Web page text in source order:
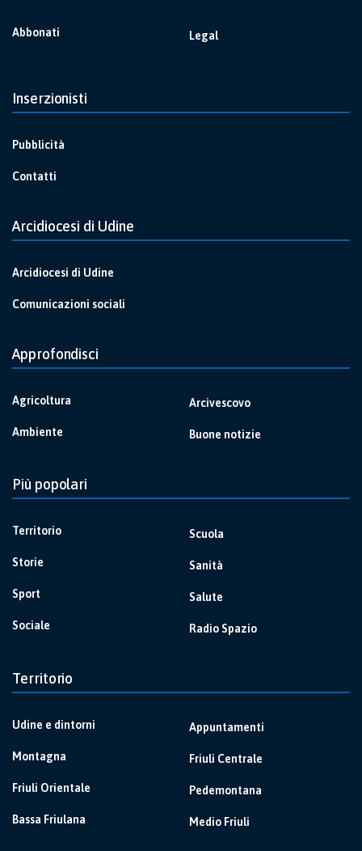
Abbonati Legal
Inserzionisti
Pubblicità
Contatti
Arcidiocesi di Udine
Arcidiocesi di Udine
Comunicazioni sociali
Approfondisci
Agricoltura
Ambiente
Arcivescovo
Buone notizie
Più popolari
Territorio
Storie
Sport
Sociale
Scuola
Sanità
Salute
Radio Spazio
Territorio
Udine e dintorni
Montagna
Friuli Orientale
Bassa Friulana
Appuntamenti
Friuli Centrale
Pedemontana
Medio Friuli